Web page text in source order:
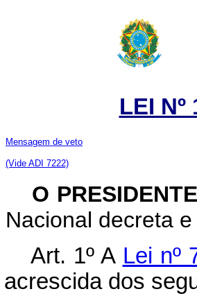
LEI Nº
Mensagem de veto
(Vide ADI 7222)
O
Nacional decreta
Art. 1º A Lei nº
acrescida dos